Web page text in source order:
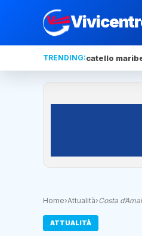
TRENDING:catello mari
Home›Attualità›Costa
ATTUALITÀ